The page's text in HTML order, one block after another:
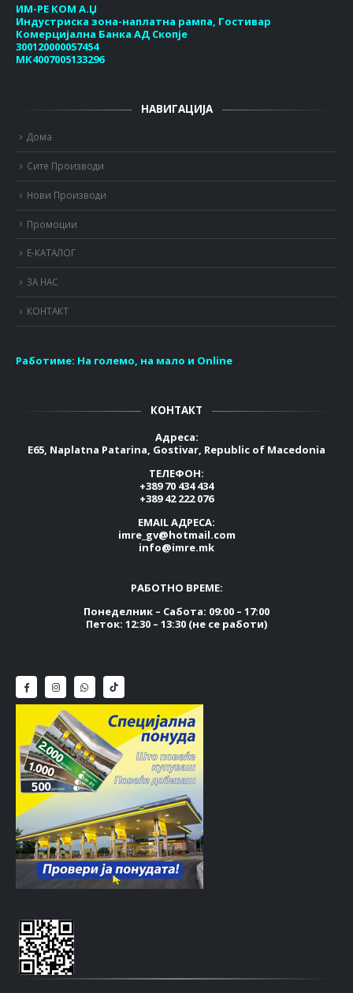
ИМ-РЕ КОМ А.Џ
Индустриска зона-наплатна рампа, Гостивар
Комерцијална Банка АД Скопје
300120000057454
МК4007005133296
НАВИГАЦИЈА
Дома
Сите Производи
Нови Производи
Промоции
Е-КАТАЛОГ
ЗА НАС
КОНТАКТ
Работиме: На големо, на мало и Online
КОНТАКТ
Адреса:
E65, Naplatna Patarina, Gostivar, Republic of Macedonia
ТЕЛЕФОН:
+389 70 434 434
+389 42 222 076
EMAIL АДРЕСА:
imre_gv@hotmail.com
info@imre.mk
РАБОТНО ВРЕМЕ:
Понеделник – Сабота: 09:00 – 17:00
Петок: 12:30 – 13:30 (не се работи)